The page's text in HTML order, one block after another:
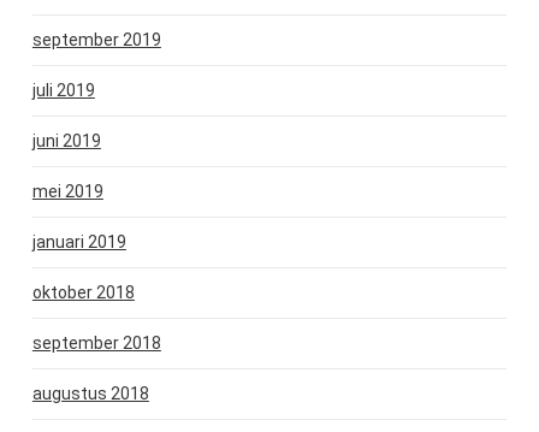
september 2019
juli 2019
juni 2019
mei 2019
januari 2019
oktober 2018
september 2018
augustus 2018